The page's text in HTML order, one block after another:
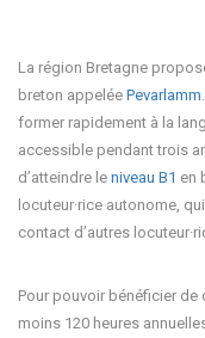
La région Bretagne
breton appelée Pevarlamm
former rapidement à la
accessible pendant trois
d’atteindre le niveau B1 en
locuteur·rice autonome,
contact d’autres
Pour pouvoir bénéficier de
moins 120 heures